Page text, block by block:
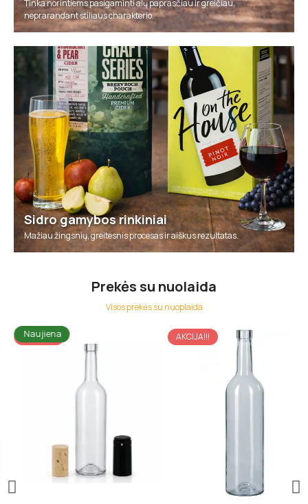
Tinka norintiems pasigaminti alų paprasčiau ir greičiau,
neprarandant stiliaus charakterio.
Sidro gamybos rinkiniai
Mažiau žingsnių, greitesnis procesas ir aiškus rezultatas.
Prekės su nuolaida
Visos prekės su nuoplaida
AKCIJA!!!
Naujiena AKCIJA!!!